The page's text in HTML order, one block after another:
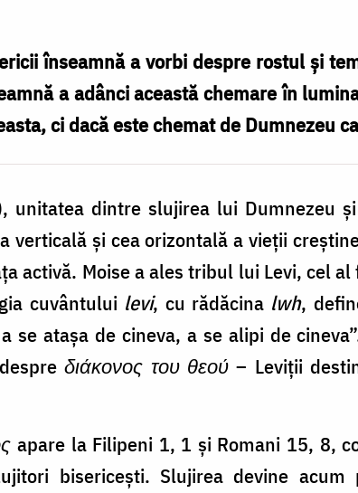
înseamnă a vorbi despre rostul şi
a adânci această chemare în
ci dacă este chemat de Dumnezeu
unitatea dintre slujirea lui Dumnezeu
verticală şi cea orizontală a vieţii
activă. Moise a ales tribul lui Levi, cel
cuvântului levi, cu rădăcina lwh,
se ataşa de cineva, a se alipi de
διάκονος του θεού – Leviţii
apare la Filipeni 1, 1 și Romani 15, 8,
bisericeşti. Slujirea devine acum